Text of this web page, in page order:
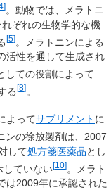
]。動物では、メラトニ
ぞれの生物学的な機
[5]。メラトニンによる
活性を通して生成され
しての役割によって
る[8]。
よってサプリメント に
ンの徐放製剤は、2007
して処方箋医薬品とし
していない[10]。メラト
は2009年に承認された